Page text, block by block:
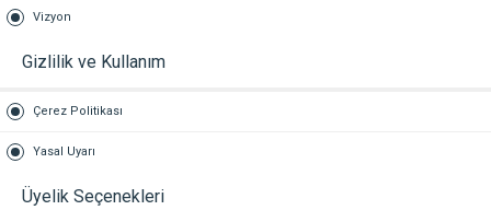
Vizyon
Gizlilik ve Kullanım
Çerez Politikası
Yasal Uyarı
Üyelik Seçenekleri